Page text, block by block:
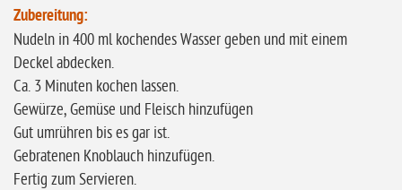
Zubereitung:
Nudeln in 400 ml kochendes Wasser geben und mit einem
Deckel abdecken.
Ca. 3 Minuten kochen lassen.
Gewürze, Gemüse und Fleisch hinzufügen
Gut umrühren bis es gar ist.
Gebratenen Knoblauch hinzufügen.
Fertig zum Servieren.